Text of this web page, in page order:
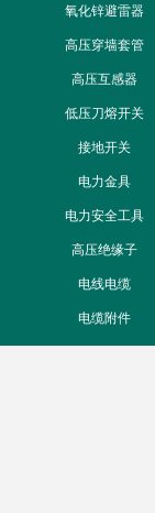
氧化锌避雷器
高压穿墙套管
高压互感器
低压刀熔开关
接地开关
电力金具
电力安全工具
高压绝缘子
电线电缆
电缆附件